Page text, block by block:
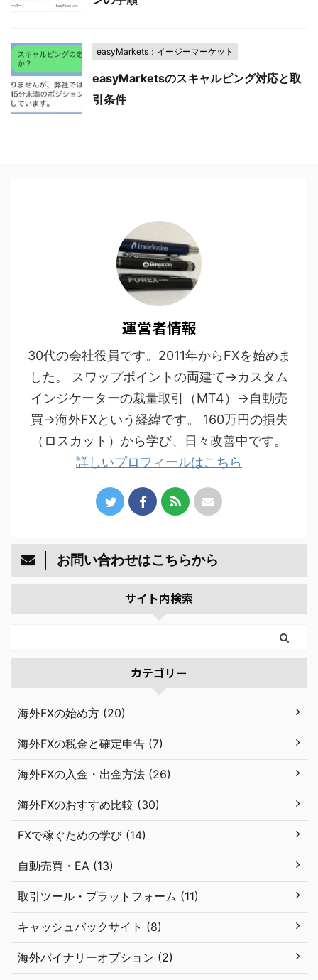
easyMarkets：イージーマーケット
easyMarketsのスキャルピング対応と取
引条件
運営者情報
30代の会社役員です。2011年からFXを始めま
した。 スワップポイントの両建て→カスタム
インジケーターの裁量取引（MT4）→自動売
買→海外FXという経緯です。 160万円の損失
（ロスカット）から学び、日々改善中です。
詳しいプロフィールはこちら
お問い合わせはこちらから
サイト内検索
カテゴリー
海外FXの始め方 (20)
海外FXの税金と確定申告 (7)
海外FXの入金・出金方法 (26)
海外FXのおすすめ比較 (30)
FXで稼ぐための学び (14)
自動売買・EA (13)
取引ツール・プラットフォーム (11)
キャッシュバックサイト (8)
海外バイナリーオプション (2)